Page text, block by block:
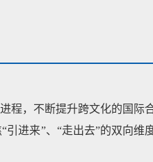
程，不断提升跨文化的国际
进来”、“走出去”的双向维